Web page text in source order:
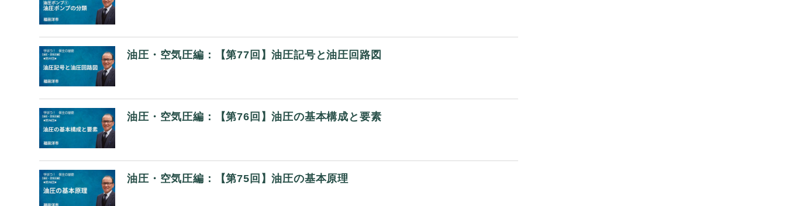
油圧・空気圧編：【第77回】油圧記号と油圧回路図
油圧・空気圧編：【第76回】油圧の基本構成と要素
油圧・空気圧編：【第75回】油圧の基本原理